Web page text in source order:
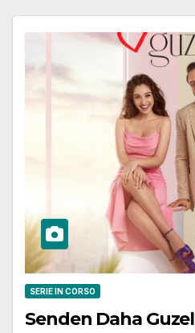
SERIE IN CORSO
Senden Daha Guzel